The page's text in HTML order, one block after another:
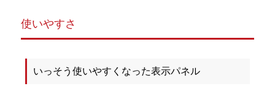
使いやすさ
いっそう使いやすくなった表示パネル